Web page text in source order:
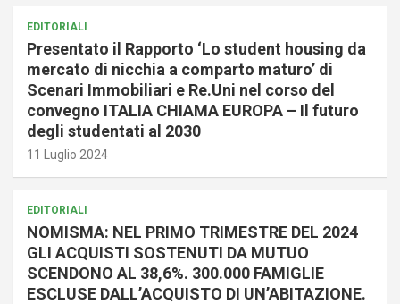
EDITORIALI
Presentato il Rapporto ‘Lo student housing da
mercato di nicchia a comparto maturo’ di
Scenari Immobiliari e Re.Uni nel corso del
convegno ITALIA CHIAMA EUROPA – Il futuro
degli studentati al 2030
11 Luglio 2024
EDITORIALI
NOMISMA: NEL PRIMO TRIMESTRE DEL 2024
GLI ACQUISTI SOSTENUTI DA MUTUO
SCENDONO AL 38,6%. 300.000 FAMIGLIE
ESCLUSE DALL’ACQUISTO DI UN’ABITAZIONE.